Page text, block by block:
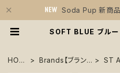
Soda Pup 新商品
SOFT BLUE ブル
HOM
Brands【ブラン
ST